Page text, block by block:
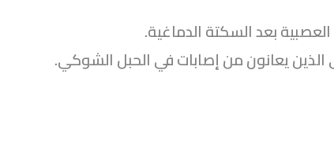
بعد السكتة الدماغية.
الذين يعانون من إصابات في الحبل الشوكي.